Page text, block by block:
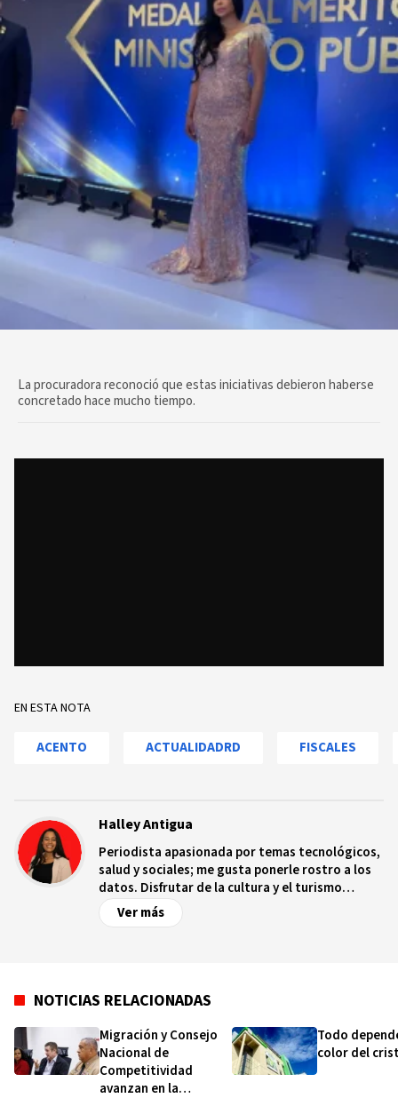
La procuradora reconoció que estas iniciativas debieron haberse
concretado hace mucho tiempo.
EN ESTA NOTA
ACENTO ACTUALIDADRD FISCALES
Halley Antigua
Periodista apasionada por temas tecnológicos,
salud y sociales; me gusta ponerle rostro a los
datos. Disfrutar de la cultura y el turismo
ecológico.
Ver más
NOTICIAS RELACIONADAS
Migración y Consejo
Nacional de
Competitividad
avanzan en la
Todo
color del